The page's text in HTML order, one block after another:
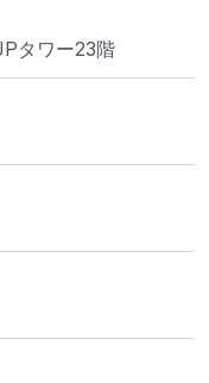
タワー23階